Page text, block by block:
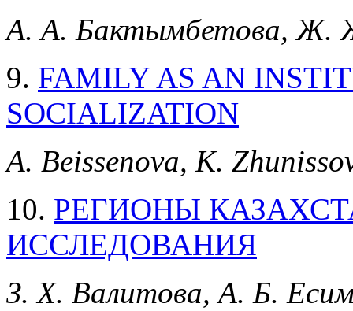
А. А. Бактымбетова, Ж.
9. FAMILY AS AN
SOCIALIZATION
A. Beissenova, K.
10. РЕГИОНЫ
ИССЛЕДОВАНИЯ
З. Х. Валитова, А. Б.